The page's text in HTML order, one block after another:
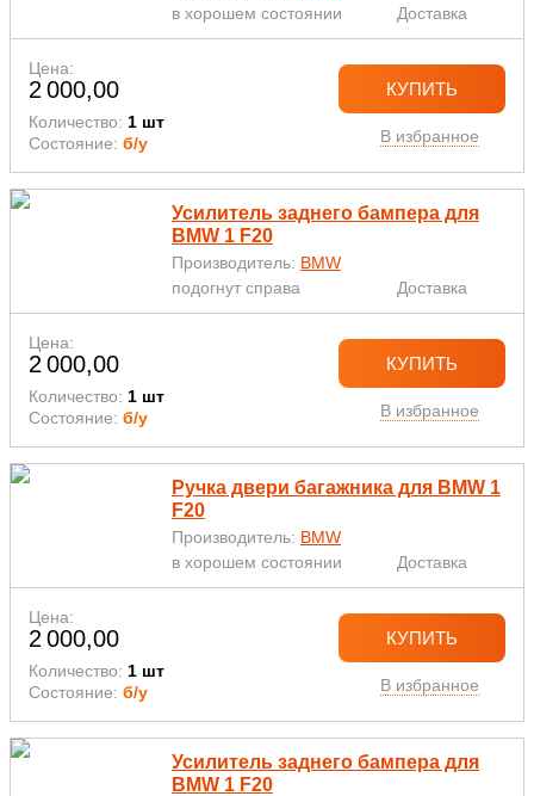
в хорошем состоянии
Доставка
Цена:
2 000,00
Количество: 1 шт
Состояние: б/у
КУПИТЬ
В избранное
Усилитель заднего бампера для
BMW 1 F20
Производитель: BMW
подогнут справа
Доставка
Цена:
2 000,00
Количество: 1 шт
Состояние: б/у
КУПИТЬ
В избранное
Ручка двери багажника для BMW 1
F20
Производитель: BMW
в хорошем состоянии
Доставка
Цена:
2 000,00
Количество: 1 шт
Состояние: б/у
КУПИТЬ
В избранное
Усилитель заднего бампера для
BMW 1 F20